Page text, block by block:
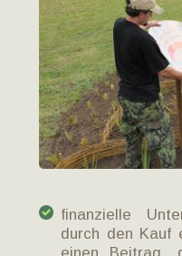
finanzielle
durch den Kauf